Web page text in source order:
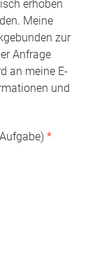
erhoben
Meine
zur
Anfrage
an meine E-
und